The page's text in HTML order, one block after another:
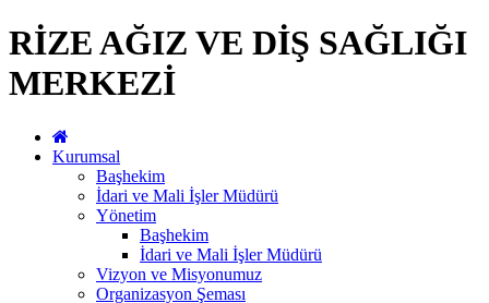
RİZE AĞIZ VE DİŞ SAĞLIĞI
MERKEZİ
Kurumsal
Başhekim
İdari ve Mali İşler Müdürü
Yönetim
Başhekim
İdari ve Mali İşler Müdürü
Vizyon ve Misyonumuz
Organizasyon Şeması